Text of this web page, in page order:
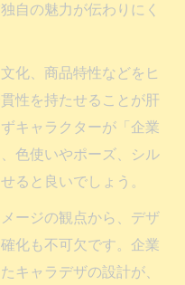
自の魅力が伝わりにく
化、商品特性などをヒ
性を持たせることが肝
キャラクターが「企業
色使いやポーズ、シル
ると良いでしょう。
ージの観点から、デザ
化も不可欠です。企業
キャラデザの設計が、